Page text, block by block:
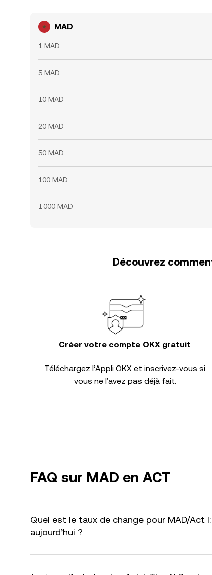
MAD
1 MAD
5 MAD
10 MAD
20 MAD
50 MAD
100 MAD
1 000 MAD
Découvrez
Créer votre compte OKX gratuit
Téléchargez l’Appli OKX et inscrivez-vous si
vous ne l’avez pas déjà fait.
FAQ sur MAD en ACT
Quel est le taux de change pour MAD/Act
aujourd’hui ?